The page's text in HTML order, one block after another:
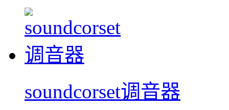
soundcorset调音器